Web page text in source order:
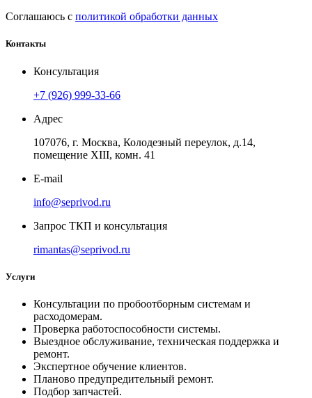
Соглашаюсь с политикой обработки данных
Контакты
Консультация
+7 (926) 999-33-66
Адрес
107076, г. Москва, Колодезный переулок, д.14,
помещение ХIII, комн. 41
E-mail
info@seprivod.ru
Запрос ТКП и консультация
rimantas@seprivod.ru
Услуги
Консультации по пробоотборным системам и
расходомерам.
Проверка работоспособности системы.
Выездное обслуживание, техническая поддержка и
ремонт.
Экспертное обучение клиентов.
Планово предупредительный ремонт.
Подбор запчастей.